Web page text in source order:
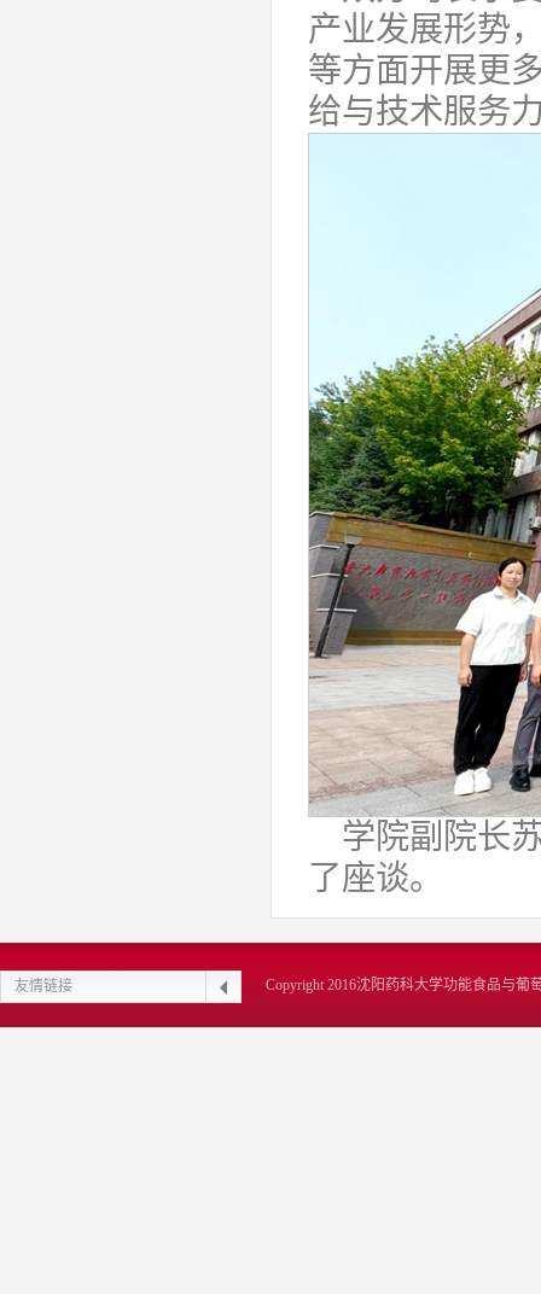
产业发展形势
等方面开展更
给与技术服务
学院副院长
了座谈。
友情链接 Copyright 2016沈阳药科大学功能食品与葡